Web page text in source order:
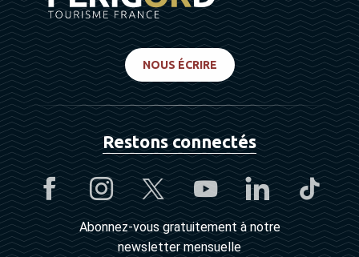
NOUS ÉCRIRE
Restons connectés
Abonnez-vous gratuitement à notre
newsletter mensuelle